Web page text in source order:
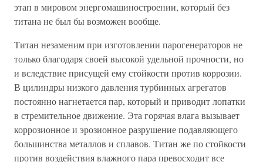
этап в мировом энергомашиностроении, который без
титана не был бы возможен вообще.
Титан незаменим при изготовлении парогенераторов не
только благодаря своей высокой удельной прочности, но
и вследствие присущей ему стойкости против коррозии.
В цилиндры низкого давления турбинных агрегатов
постоянно нагнетается пар, который и приводит лопатки
в стремительное движение. Эта горячая влага вызывает
коррозионное и эрозионное разрушение подавляющего
большинства металлов и сплавов. Титан же по стойкости
против воздействия влажного пара превосходит все